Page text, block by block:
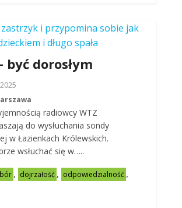
być dorosłym
radiowcy WTZ
do wysłuchania sondy
w Łazienkach Królewskich.
wsłuchać się w…..
, dojrzałość , odpowiedzialność ,